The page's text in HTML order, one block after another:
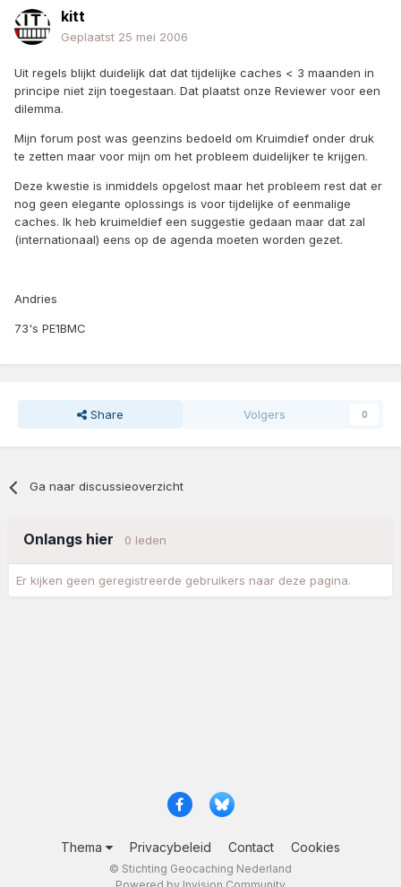
kitt
Geplaatst 25 mei 2006
Uit regels blijkt duidelijk dat dat tijdelijke caches < 3 maanden in
principe niet zijn toegestaan. Dat plaatst onze Reviewer voor een
dilemma.
Mijn forum post was geenzins bedoeld om Kruimdief onder druk
te zetten maar voor mijn om het probleem duidelijker te krijgen.
Deze kwestie is inmiddels opgelost maar het probleem rest dat er
nog geen elegante oplossings is voor tijdelijke of eenmalige
caches. Ik heb kruimeldief een suggestie gedaan maar dat zal
(internationaal) eens op de agenda moeten worden gezet.
Andries
73's PE1BMC
Share Volgers 0
Ga naar discussieoverzicht
Onlangs hier 0 leden
Er kijken geen geregistreerde gebruikers naar deze pagina.
Thema Privacybeleid Contact Cookies
© Stichting Geocaching Nederland